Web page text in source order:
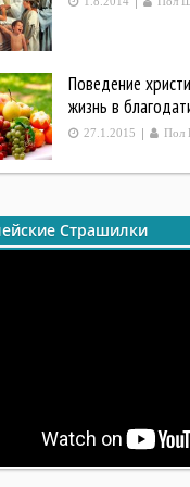
Поведение
жизнь в
27.1.2015 | Пол
Страшилки